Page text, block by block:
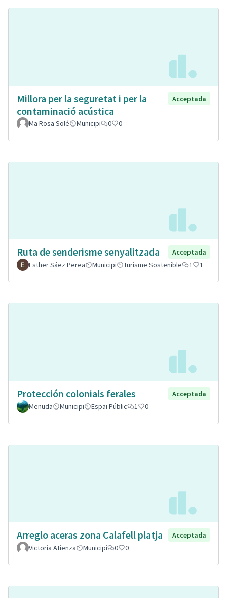
Millora per la seguretat i per la
contaminació acústica
Acceptada
Ma Rosa Solé Municipi 0 0
Ruta de senderisme senyalitzada
Acceptada
Esther Sáez Perea
Municipi Turisme Sostenible 1 1
Protección colonials ferales
Acceptada
Menuda
Municipi Espai Públic 1 0
Arreglo aceras zona Calafell platja
Acceptada
Victoria Atienza
Municipi 0 0